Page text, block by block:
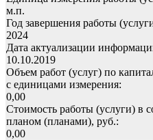
м.п.
Год завершения работы
2024
Дата актуализации
10.10.2019
Объем работ (услуг) по
с единицами измерения:
0,00
Стоимость работы (услуги) в
планом (планами), руб.:
0,00